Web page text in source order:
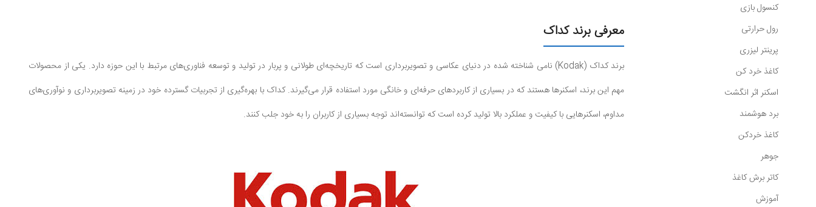
کنسول بازی
رول حرارتی
پرینتر لیزری
کاغذ خرد کن
اسکنر اثر انگشت
برد هوشمند
کاغذ خردکن
جوهر
کاتر برش کاغذ
آموزش
معرفی برند کداک
برند کداک (Kodak) نامی شناخته شده در دنیای عکاسی و تصویربرداری است که تاریخچه‌ای طولانی و پربار در تولید و توسعه فناوری‌های مرتبط با این حوزه دارد. یکی از محصولات
مهم این برند، اسکنرها هستند که در بسیاری از کاربردهای حرفه‌ای و خانگی مورد استفاده قرار می‌گیرند. کداک با بهره‌گیری از تجربیات گسترده خود در زمینه تصویربرداری و نوآوری‌های
مداوم، اسکنرهایی با کیفیت و عملکرد بالا تولید کرده است که توانسته‌اند توجه بسیاری از کاربران را به خود جلب کنند.